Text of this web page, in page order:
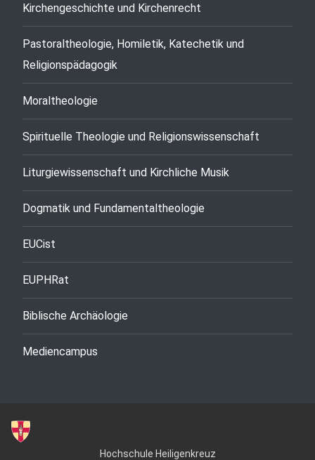
Kirchengeschichte und Kirchenrecht
Pastoraltheologie, Homiletik, Katechetik und
Religionspädagogik
Moraltheologie
Spirituelle Theologie und Religionswissenschaft
Liturgiewissenschaft und Kirchliche Musik
Dogmatik und Fundamentaltheologie
EUCist
EUPHRat
Biblische Archäologie
Mediencampus
Hochschule Heiligenkreuz